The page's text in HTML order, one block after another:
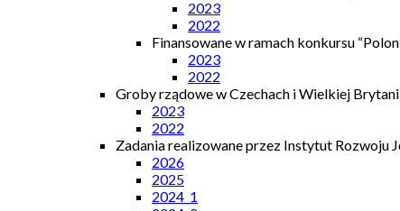
2023
2022
Finansowane w ramach konkursu
2023
2022
Groby rządowe w Czechach i Wielkiej
2023
2022
Zadania realizowane przez Instytut
2026
2025
2024_1